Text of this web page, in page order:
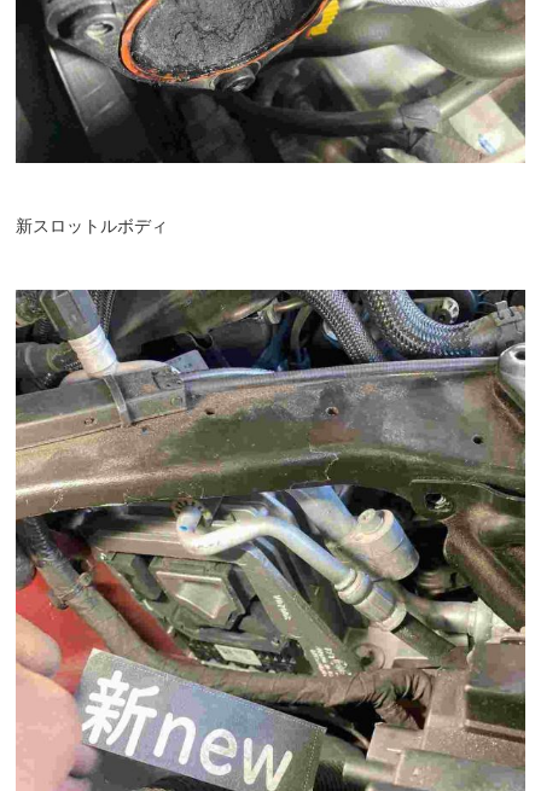
新スロットルボディ